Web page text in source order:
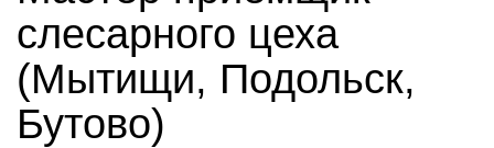
слесарного цеха
(Мытищи, Подольск,
Бутово)